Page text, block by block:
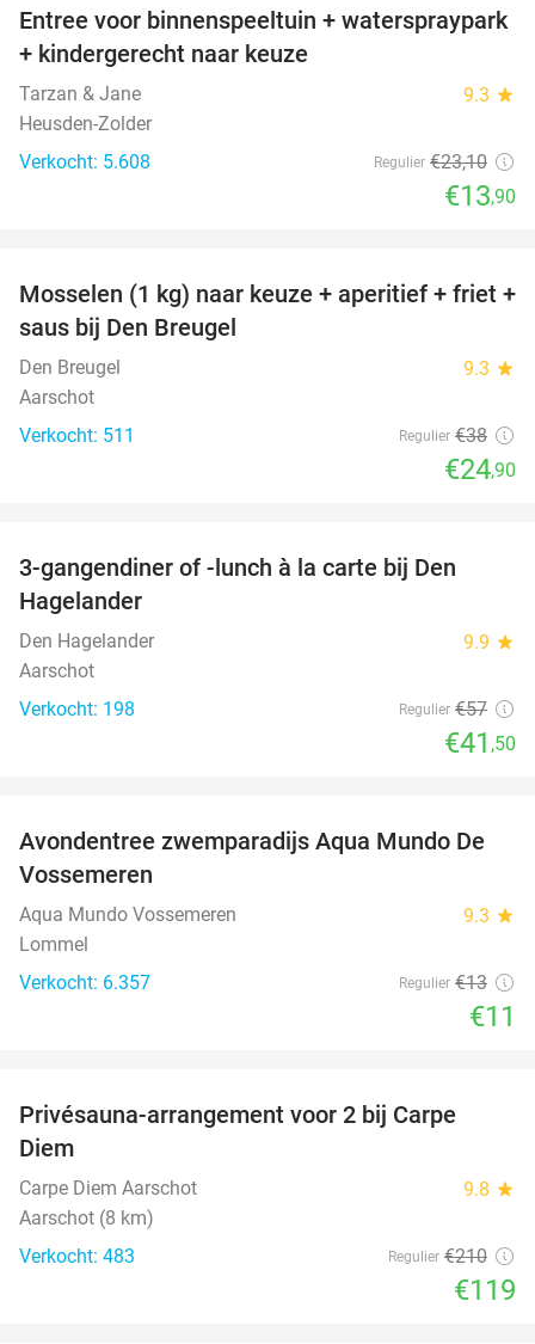
40%
Entree voor binnenspeeltuin + waterspraypark
+ kindergerecht naar keuze
Tarzan & Jane 9.3 star
Heusden-Zolder
Verkocht: 5.608
Regulier €23,10
€13,90
34%
Mosselen (1 kg) naar keuze + aperitief + friet +
saus bij Den Breugel
Den Breugel 9.3 star
Aarschot
Verkocht: 511
Regulier €38
€24,90
3-gangendiner of -lunch à la carte bij Den
Hagelander
Den Hagelander 9.9 star
Aarschot
Verkocht: 198
Regulier €57
€41 ,50
15%
Avondentree zwemparadijs Aqua Mundo De
Vossemeren
Aqua Mundo Vossemeren 9.3 star
Lommel
Verkocht: 6.357
Regulier €13
€11
Privésauna-arrangement voor 2 bij Carpe
Diem
Carpe Diem Aarschot 9.8 star
Aarschot (8 km)
Verkocht: 483
Regulier €210
€119